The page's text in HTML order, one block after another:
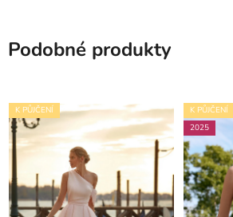
Podobné produkty
K PŮJČENÍ
K PŮJČENÍ
2025